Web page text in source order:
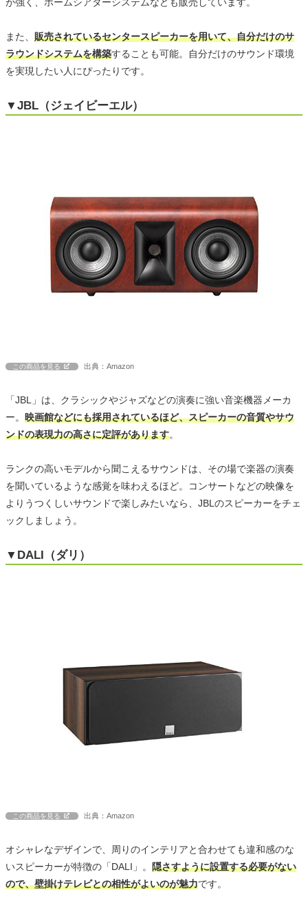
が強く、ホームシアターシステムなども販売しています。
また、 販売されているセンタースピーカーを用いて、自分だけのサ
ラウンドシステムを構築することも可能。自分だけのサウンド環境
を実現したい人にぴったりです。
▼JBL（ジェイビーエル）
この商品を見る 出典：Amazon
「JBL」は、クラシックやジャズなどの演奏に強い音楽機器メーカ
ー。 映画館などにも採用されているほど、スピーカーの音質やサウ
ンドの表現力の高さに定評があります。
ランクの高いモデルから聞こえるサウンドは、その場で楽器の演奏
を聞いているような感覚を味わえるほど。コンサートなどの映像を
よりうつくしいサウンドで楽しみたいなら、JBLのスピーカーをチェ
ックしましょう。
▼DALI（ダリ）
この商品を見る 出典：Amazon
オシャレなデザインで、周りのインテリアと合わせても違和感のな
いスピーカーが特徴の「DALI」。 隠さすように設置する必要がない
ので、壁掛けテレビとの相性がよいのが魅力です。